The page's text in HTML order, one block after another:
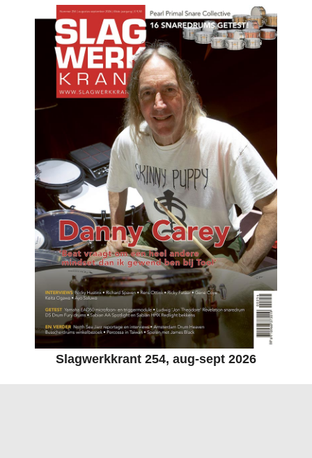
Slagwerkkrant 254, aug-sept 2026